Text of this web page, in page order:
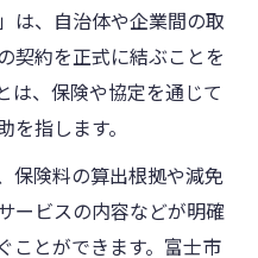
は、自治体や企業間の取
契約を正式に結ぶことを
は、保険や協定を通じて
指します。
保険料の算出根拠や減免
ービスの内容などが明確
ことができます。富士市